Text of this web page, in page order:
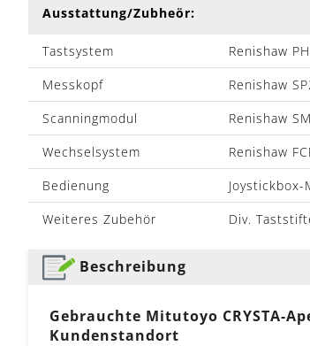
Ausstattung/Zubheör:
Tastsystem
Renishaw
Messkopf
Renishaw
Scanningmodul
Renishaw
Wechselsystem
Renishaw
Bedienung
Joystickbox-
Weiteres Zubehör
Div.
Beschreibung
Gebrauchte Mitutoyo CRYSTA-
Kundenstandort